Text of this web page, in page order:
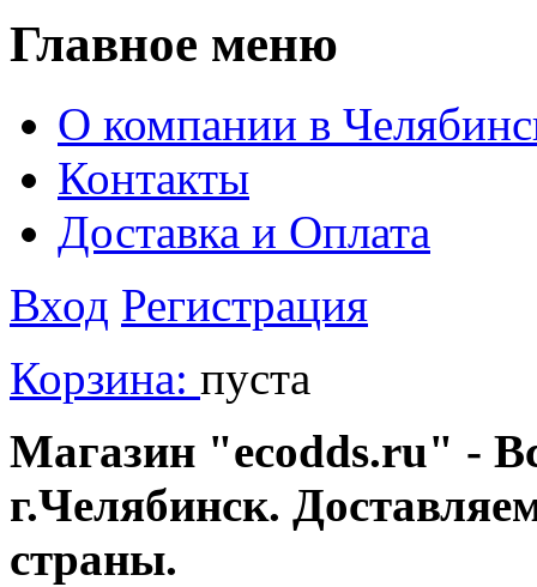
Главное меню
О компании в
Контакты
Доставка и Оплата
Вход Регистрация
Корзина: пуста
Магазин "ecodds.ru" -
г.Челябинск.
страны.